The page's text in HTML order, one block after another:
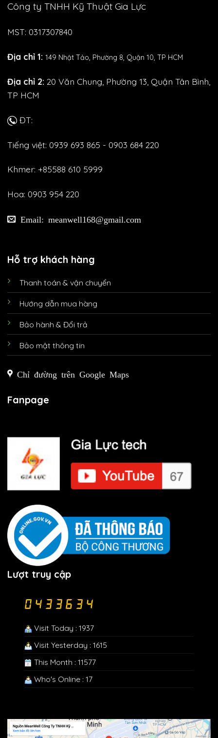
Công ty TNHH Kỹ Thuật Gia Lực
MST: 0317307840
Địa chỉ 1: 149 Nhật Tảo, Phường 8, Quận 10, TP HCM
Địa chỉ 2: 20 Văn Chung, Phường 13, Quận Tân Bình,
TP HCM
ĐT:
Tiếng việt: 0939 693 865 - 0903 684 220
Khmer: +85588 610 5999
Hoa: 0903 954 220
Email: meanwell168@gmail.com
Hỗ trợ khách hàng
Thanh toán & vận chuyển
Hướng dẫn mua hàng
Bảo hành & Đổi trả
Bảo mật thông tin
Chỉ đường trên Google Maps
Fanpage
Lượt truy cập
Visit Today : 1937
Visit Yesterday : 1615
This Month : 11577
Who's Online : 17